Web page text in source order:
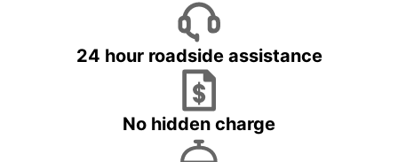
24 hour roadside assistance
No hidden charge